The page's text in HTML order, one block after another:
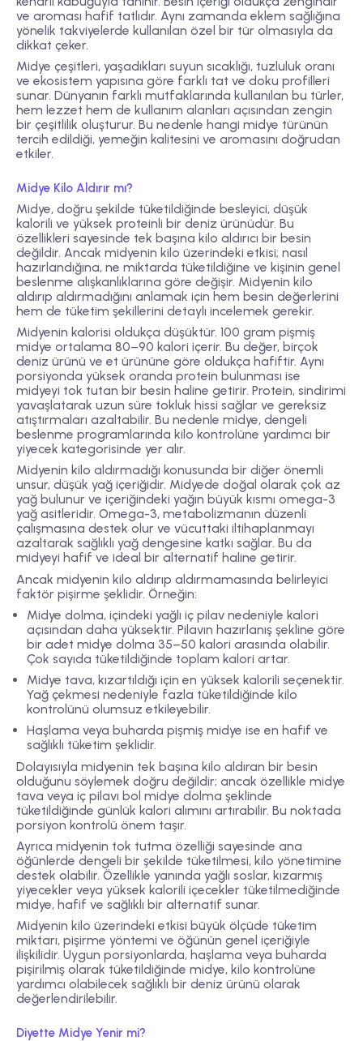
ve aroması hafif tatlıdır. Aynı zamanda eklem sağlığına
yönelik takviyelerde kullanılan özel bir tür olmasıyla da
dikkat çeker.
Midye çeşitleri, yaşadıkları suyun sıcaklığı, tuzluluk oranı
ve ekosistem yapısına göre farklı tat ve doku profilleri
sunar. Dünyanın farklı mutfaklarında kullanılan bu türler,
hem lezzet hem de kullanım alanları açısından zengin
bir çeşitlilik oluşturur. Bu nedenle hangi midye türünün
tercih edildiği, yemeğin kalitesini ve aromasını doğrudan
etkiler.
Midye Kilo Aldırır mı?
Midye, doğru şekilde tüketildiğinde besleyici, düşük
kalorili ve yüksek proteinli bir deniz ürünüdür. Bu
özellikleri sayesinde tek başına kilo aldırıcı bir besin
değildir. Ancak midyenin kilo üzerindeki etkisi; nasıl
hazırlandığına, ne miktarda tüketildiğine ve kişinin genel
beslenme alışkanlıklarına göre değişir. Midyenin kilo
aldırıp aldırmadığını anlamak için hem besin değerlerini
hem de tüketim şekillerini detaylı incelemek gerekir.
Midyenin kalorisi oldukça düşüktür. 100 gram pişmiş
midye ortalama 80–90 kalori içerir. Bu değer, birçok
deniz ürünü ve et ürününe göre oldukça hafiftir. Aynı
porsiyonda yüksek oranda protein bulunması ise
midyeyi tok tutan bir besin haline getirir. Protein, sindirimi
yavaşlatarak uzun süre tokluk hissi sağlar ve gereksiz
atıştırmaları azaltabilir. Bu nedenle midye, dengeli
beslenme programlarında kilo kontrolüne yardımcı bir
yiyecek kategorisinde yer alır.
Midyenin kilo aldırmadığı konusunda bir diğer önemli
unsur, düşük yağ içeriğidir. Midyede doğal olarak çok az
yağ bulunur ve içeriğindeki yağın büyük kısmı omega-3
yağ asitleridir. Omega-3, metabolizmanın düzenli
çalışmasına destek olur ve vücuttaki iltihaplanmayı
azaltarak sağlıklı yağ dengesine katkı sağlar. Bu da
midyeyi hafif ve ideal bir alternatif haline getirir.
Ancak midyenin kilo aldırıp aldırmamasında belirleyici
faktör pişirme şeklidir. Örneğin:
Midye dolma, içindeki yağlı iç pilav nedeniyle kalori
açısından daha yüksektir. Pilavın hazırlanış şekline göre
bir adet midye dolma 35–50 kalori arasında olabilir.
Çok sayıda tüketildiğinde toplam kalori artar.
Midye tava, kızartıldığı için en yüksek kalorili seçenektir.
Yağ çekmesi nedeniyle fazla tüketildiğinde kilo
kontrolünü olumsuz etkileyebilir.
Haşlama veya buharda pişmiş midye ise en hafif ve
sağlıklı tüketim şeklidir.
Dolayısıyla midyenin tek başına kilo aldıran bir besin
olduğunu söylemek doğru değildir; ancak özellikle midye
tava veya iç pilavı bol midye dolma şeklinde
tüketildiğinde günlük kalori alımını artırabilir. Bu noktada
porsiyon kontrolü önem taşır.
Ayrıca midyenin tok tutma özelliği sayesinde ana
öğünlerde dengeli bir şekilde tüketilmesi, kilo yönetimine
destek olabilir. Özellikle yanında yağlı soslar, kızarmış
yiyecekler veya yüksek kalorili içecekler tüketilmediğinde
midye, hafif ve sağlıklı bir alternatif sunar.
Midyenin kilo üzerindeki etkisi büyük ölçüde tüketim
miktarı, pişirme yöntemi ve öğünün genel içeriğiyle
ilişkilidir. Uygun porsiyonlarda, haşlama veya buharda
pişirilmiş olarak tüketildiğinde midye, kilo kontrolüne
yardımcı olabilecek sağlıklı bir deniz ürünü olarak
değerlendirilebilir.
Diyette Midye Yenir mi?